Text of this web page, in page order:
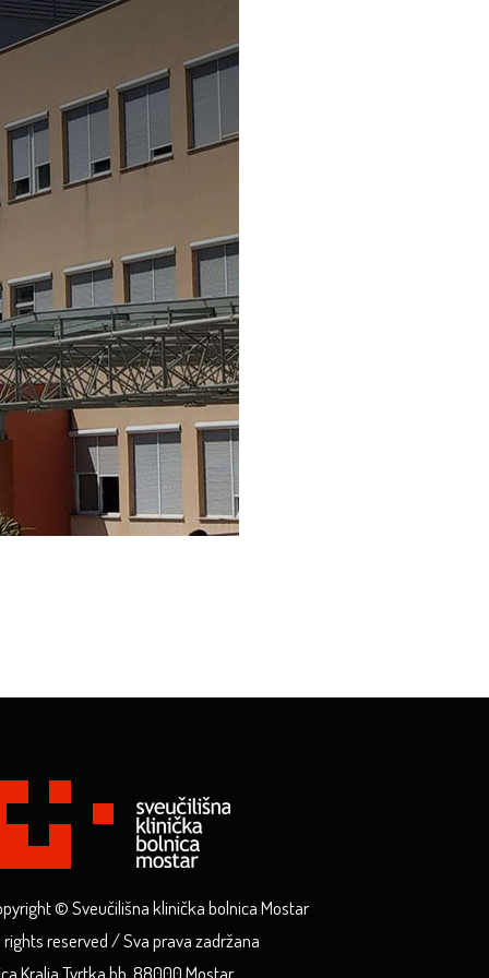
© Sveučilišna klinička bolnica Mostar
rights reserved / Sva prava zadržana
Kralja Tvrtka bb, 88000 Mostar